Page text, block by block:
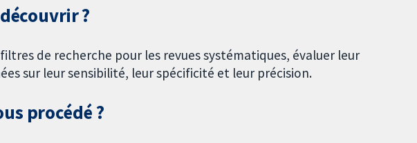
?
de recherche pour les revues systématiques, évaluer leur
sur leur sensibilité, leur spécificité et leur précision.
procédé ?